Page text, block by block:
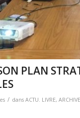
PLAN
/ dans ACTU. LIVRE,